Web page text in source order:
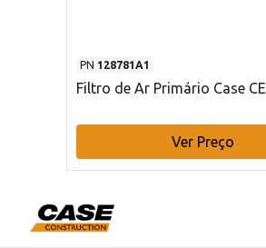
PN 128781A1
Filtro de Ar Primário Case CE
Ver Preço